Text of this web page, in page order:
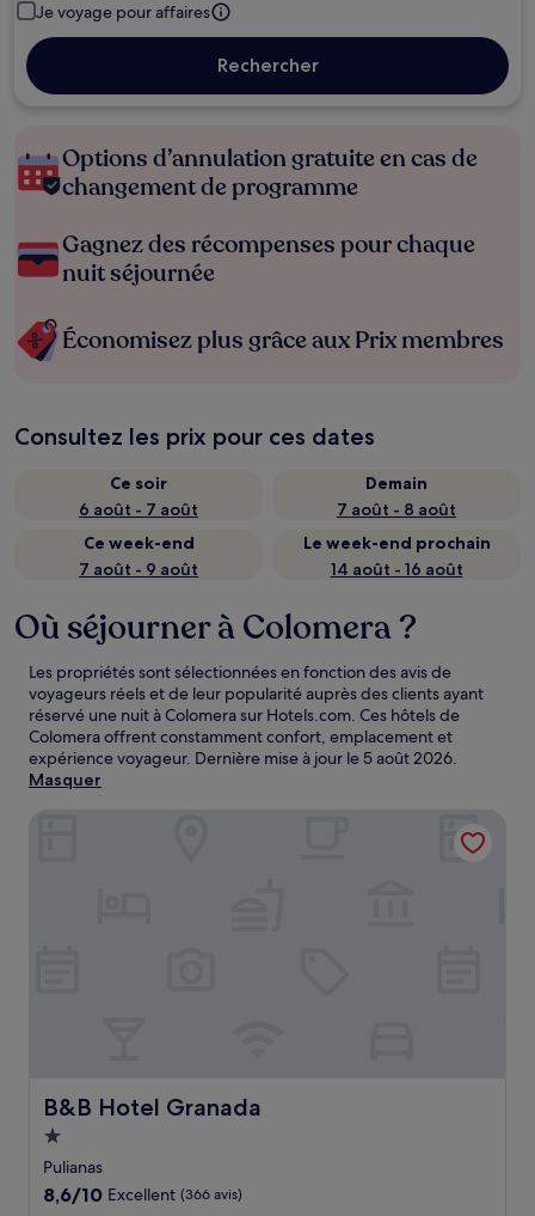
Je voyage pour affaires
Rechercher
Options d’annulation gratuite en cas de
changement de programme
Gagnez des récompenses pour chaque
nuit séjournée
Économisez plus grâce aux Prix membres
Consultez les prix pour ces dates
Ce soir
6 août - 7 août
Demain
7 août - 8 août
Ce week-end
7 août - 9 août
Le week-end prochain
14 août - 16 août
Où séjourner à Colomera ?
Les propriétés sont sélectionnées en fonction des avis de
voyageurs réels et de leur popularité auprès des clients ayant
réservé une nuit à Colomera sur Hotels.com. Ces hôtels de
Colomera offrent constamment confort, emplacement et
expérience voyageur. Dernière mise à jour le5 août 2026.
Masquer
B&B Hotel Granada
B&B Hotel Granada
Hébergement
1.0 étoile
Pulianas
8.6
8,6/10 Excellent (366 avis)